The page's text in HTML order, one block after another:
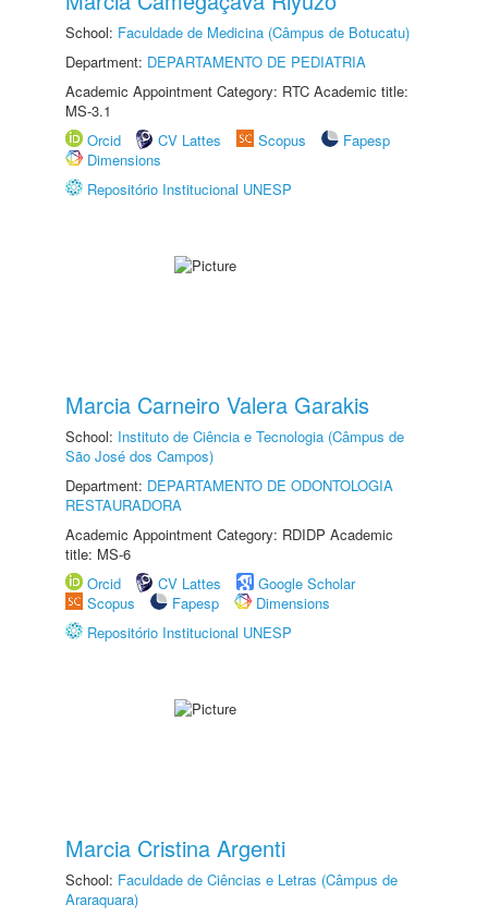
School: Faculdade de Medicina (Câmpus de Botucatu)
Department: DEPARTAMENTO DE PEDIATRIA
Academic Appointment Category: RTC Academic title:
MS-3.1
Orcid
CV Lattes Scopus
Fapesp
Dimensions
Repositório Institucional UNESP
Marcia Carneiro Valera Garakis
School: Instituto de Ciência e Tecnologia (Câmpus de
São José dos Campos)
Department: DEPARTAMENTO DE ODONTOLOGIA
RESTAURADORA
Academic Appointment Category: RDIDP Academic
title: MS-6
Orcid
CV Lattes
Google Scholar
Scopus
Fapesp
Dimensions
Repositório Institucional UNESP
Marcia Cristina Argenti
School: Faculdade de Ciências e Letras (Câmpus de
Araraquara)